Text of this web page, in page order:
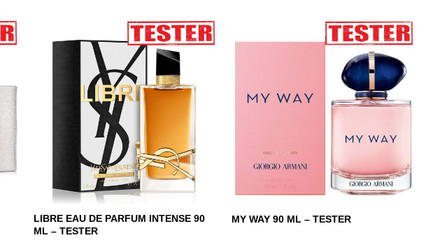
LIBRE EAU DE PARFUM INTENSE 90
ML – TESTER
MY WAY 90 ML – TESTER